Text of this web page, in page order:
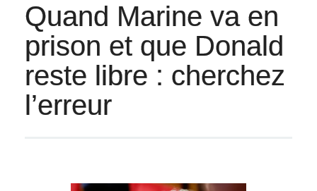
Quand Marine va en
prison et que Donald
reste libre : cherchez
l’erreur